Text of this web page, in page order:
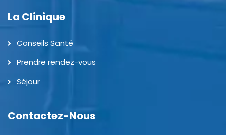
La Clinique
Conseils Santé
Prendre rendez-vous
Séjour
Contactez-Nous